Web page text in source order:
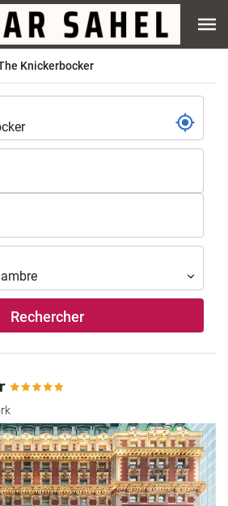
Knickerbocker
Rechercher